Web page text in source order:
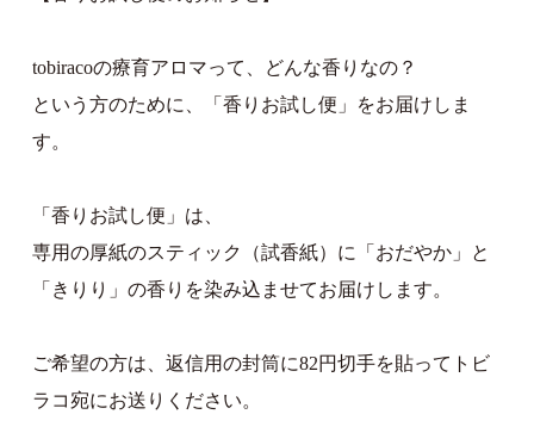
tobiracoの療育アロマって、どんな香りなの？
という方のために、「香りお試し便」をお届けしま
す。
「香りお試し便」は、
専用の厚紙のスティック（試香紙）に「おだやか」と
「きりり」の香りを染み込ませてお届けします。
ご希望の方は、返信用の封筒に82円切手を貼ってトビ
ラコ宛にお送りください。